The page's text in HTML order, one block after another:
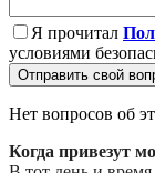
Я прочитал
условиями
Отправить свой
Нет вопросов об
Когда привезут